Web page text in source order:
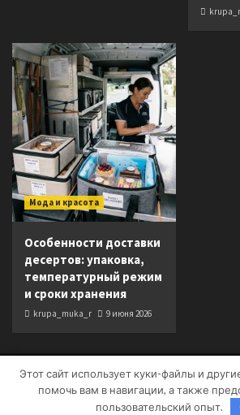
Мода и красота
Особенности доставки
десертов: упаковка,
температурный режим
и сроки хранения
krupa_muka_r 9 июня 2026
Copyright © Все права защищены.|
themes.
Этот сайт использует куки-файлы и
помочь вам в навигации, а также
пользовательский опыт.